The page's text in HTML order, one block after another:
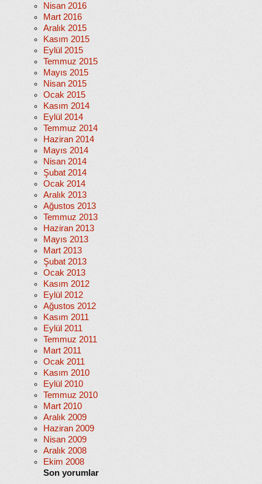
Nisan 2016
Mart 2016
Aralık 2015
Kasım 2015
Eylül 2015
Temmuz 2015
Mayıs 2015
Nisan 2015
Ocak 2015
Kasım 2014
Eylül 2014
Temmuz 2014
Haziran 2014
Mayıs 2014
Nisan 2014
Şubat 2014
Ocak 2014
Aralık 2013
Ağustos 2013
Temmuz 2013
Haziran 2013
Mayıs 2013
Mart 2013
Şubat 2013
Ocak 2013
Kasım 2012
Eylül 2012
Ağustos 2012
Kasım 2011
Eylül 2011
Temmuz 2011
Mart 2011
Ocak 2011
Kasım 2010
Eylül 2010
Temmuz 2010
Mart 2010
Aralık 2009
Haziran 2009
Nisan 2009
Aralık 2008
Ekim 2008
Son yorumlar